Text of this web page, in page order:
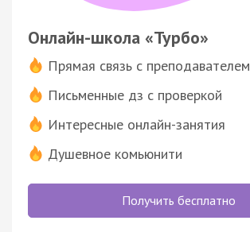
Онлайн-школа «Турбо»
Прямая связь с преподавателем
Письменные дз с проверкой
Интересные онлайн-занятия
Душевное комьюнити
Получить бесплатно